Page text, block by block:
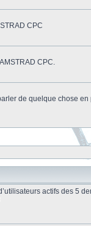
CPC
CPC.
de quelque chose
actifs des 5